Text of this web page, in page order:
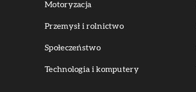
Motoryzacja
Przemysł i rolnictwo
Społeczeństwo
Technologia i komputery